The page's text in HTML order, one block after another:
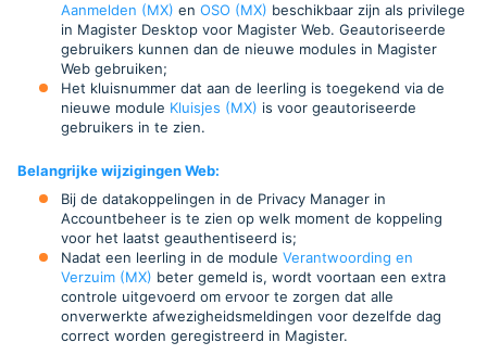
Aanmelden (MX) en OSO (MX) beschikbaar zijn als privilege
in Magister Desktop voor Magister Web. Geautoriseerde
gebruikers kunnen dan de nieuwe modules in Magister
Web gebruiken;
Het kluisnummer dat aan de leerling is toegekend via de
nieuwe module Kluisjes (MX) is voor geautoriseerde
gebruikers in te zien.
Belangrijke wijzigingen Web:
Bij de datakoppelingen in de Privacy Manager in
Accountbeheer is te zien op welk moment de koppeling
voor het laatst geauthentiseerd is;
Nadat een leerling in de module Verantwoording en
Verzuim (MX) beter gemeld is, wordt voortaan een extra
controle uitgevoerd om ervoor te zorgen dat alle
onverwerkte afwezigheidsmeldingen voor dezelfde dag
correct worden geregistreerd in Magister.